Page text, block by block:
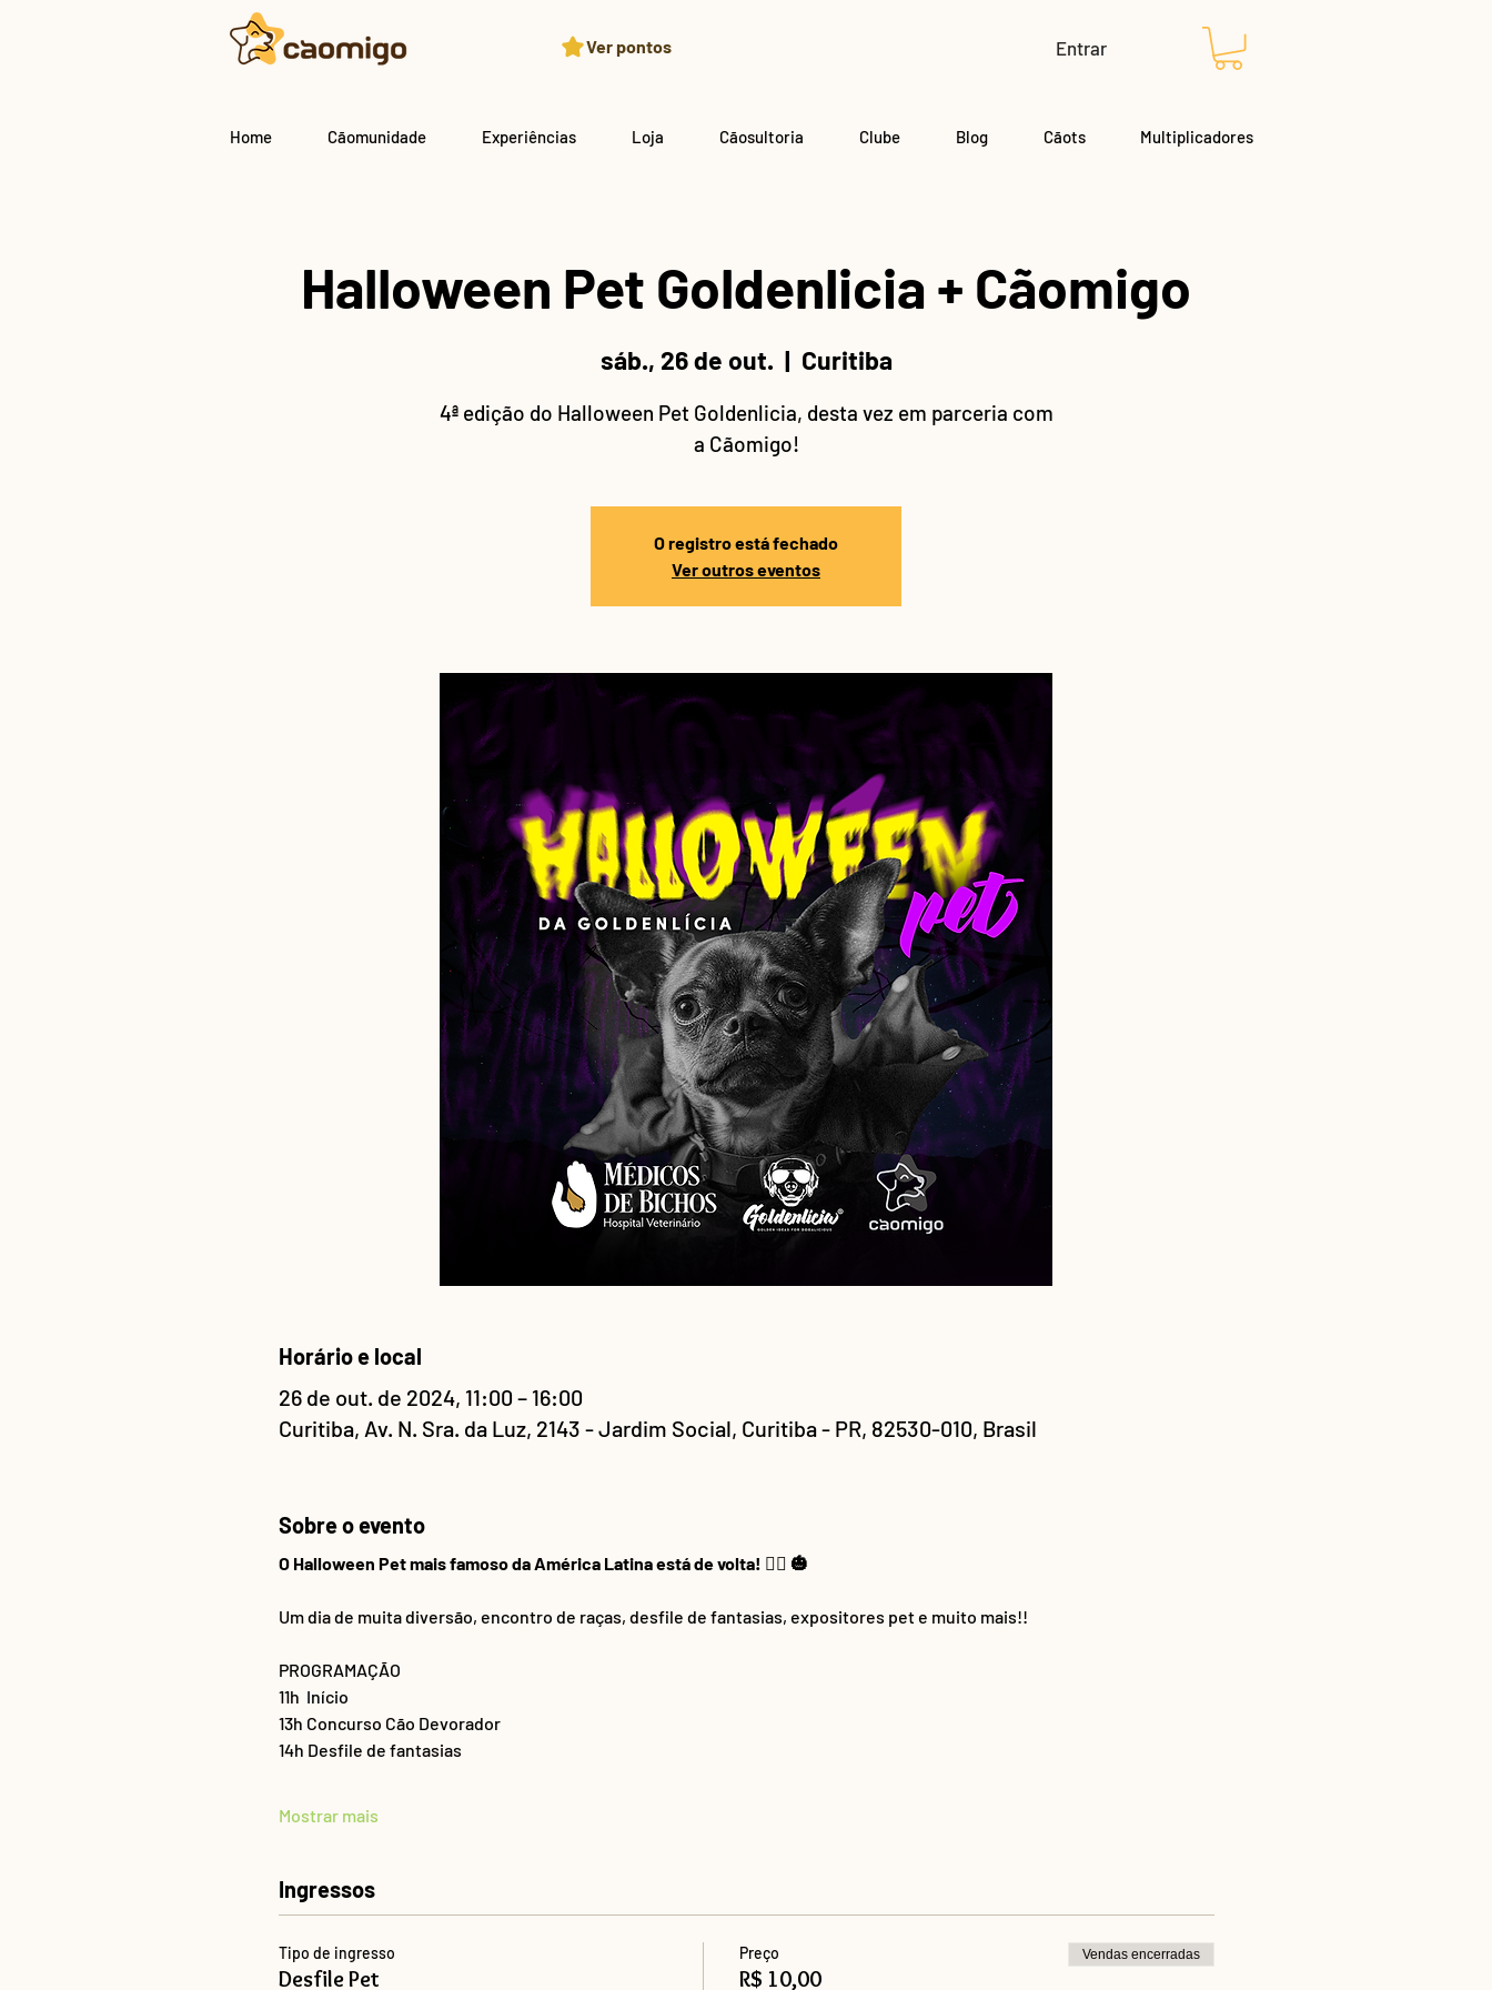
Ver pontos Entrar
Home Cãomunidade Experiências Loja Cãosultoria Clube Blog Cãots Multiplicadores
Halloween Pet Goldenlicia + Cãomigo
sáb., 26 de out.
  |
Curitiba
4ª edição do Halloween Pet Goldenlicia, desta vez em parceria com
a Cãomigo!
O registro está fechado
Ver outros eventos
Horário e local
26 de out. de 2024, 11:00 – 16:00
Curitiba, Av. N. Sra. da Luz, 2143 - Jardim Social, Curitiba - PR, 82530-010, Brasil
Sobre o evento
O Halloween Pet mais famoso da América Latina está de volta! 🧙‍♀️ 🎃
Um dia de muita diversão, encontro de raças, desfile de fantasias, expositores pet e muito mais!!
PROGRAMAÇÃO
11h  Início
13h Concurso Cão Devorador
14h Desfile de fantasias
Mostrar mais
Ingressos
Tipo de ingresso
Desfile Pet
Preço
R$ 10,00
Vendas encerradas